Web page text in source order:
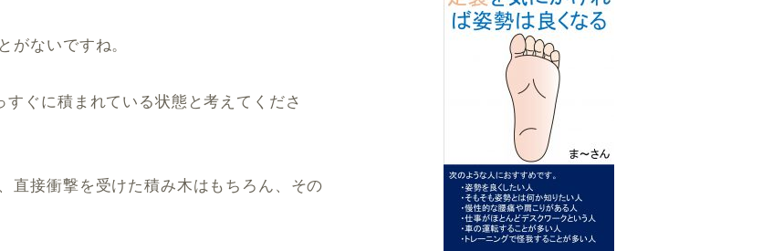
がないですね。
ぐに積まれている状態と考えてくださ
直接衝撃を受けた積み木はもちろん、その